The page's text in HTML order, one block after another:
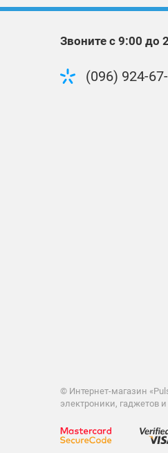
Звоните с 9:00 до
(096) 924-
© Интернет-магазин
электроники, гаджетов